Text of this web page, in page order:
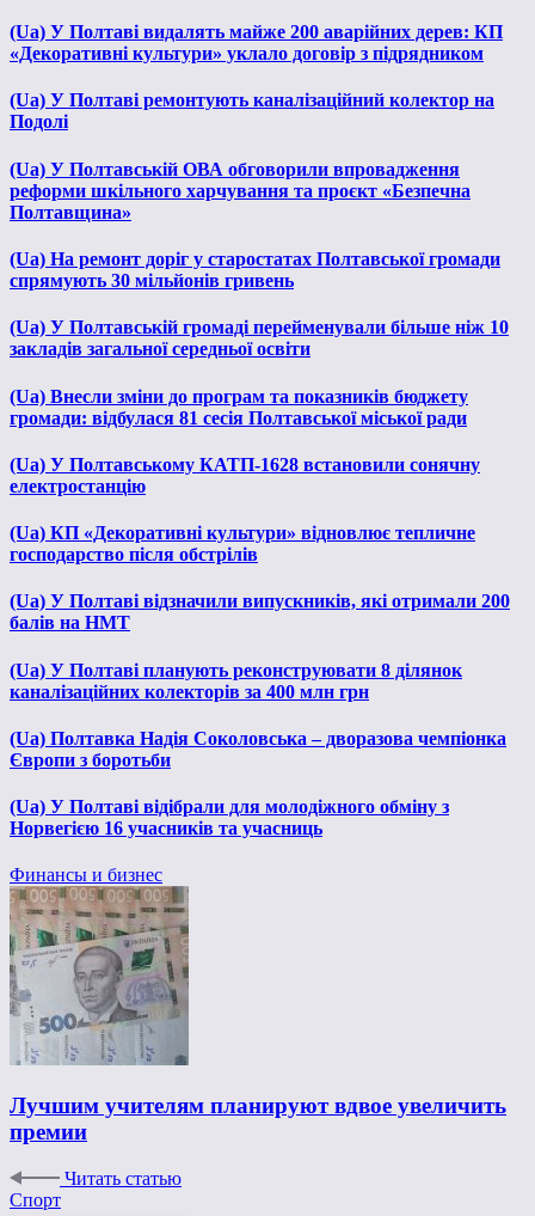
(Ua) У Полтаві видалять майже 200 аварійних дерев: КП
«Декоративні культури» уклало договір з підрядником
(Ua) У Полтаві ремонтують каналізаційний колектор на
Подолі
(Ua) У Полтавській ОВА обговорили впровадження
реформи шкільного харчування та проєкт «Безпечна
Полтавщина»
(Ua) На ремонт доріг у старостатах Полтавської громади
спрямують 30 мільйонів гривень
(Ua) У Полтавській громаді перейменували більше ніж 10
закладів загальної середньої освіти
(Ua) Внесли зміни до програм та показників бюджету
громади: відбулася 81 сесія Полтавської міської ради
(Ua) У Полтавському КАТП-1628 встановили сонячну
електростанцію
(Ua) КП «Декоративні культури» відновлює тепличне
господарство після обстрілів
(Ua) У Полтаві відзначили випускників, які отримали 200
балів на НМТ
(Ua) У Полтаві планують реконструювати 8 ділянок
каналізаційних колекторів за 400 млн грн
(Ua) Полтавка Надія Соколовська – дворазова чемпіонка
Європи з боротьби
(Ua) У Полтаві відібрали для молодіжного обміну з
Норвегією 16 учасників та учасниць
Финансы и бизнес
Лучшим учителям планируют вдвое увеличить
премии
Читать статью
Спорт